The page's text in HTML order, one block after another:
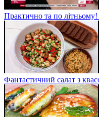
Практично та по
Фантастичний салат з